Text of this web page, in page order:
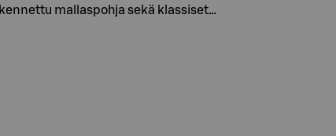
mallaspohja sekä klassiset…